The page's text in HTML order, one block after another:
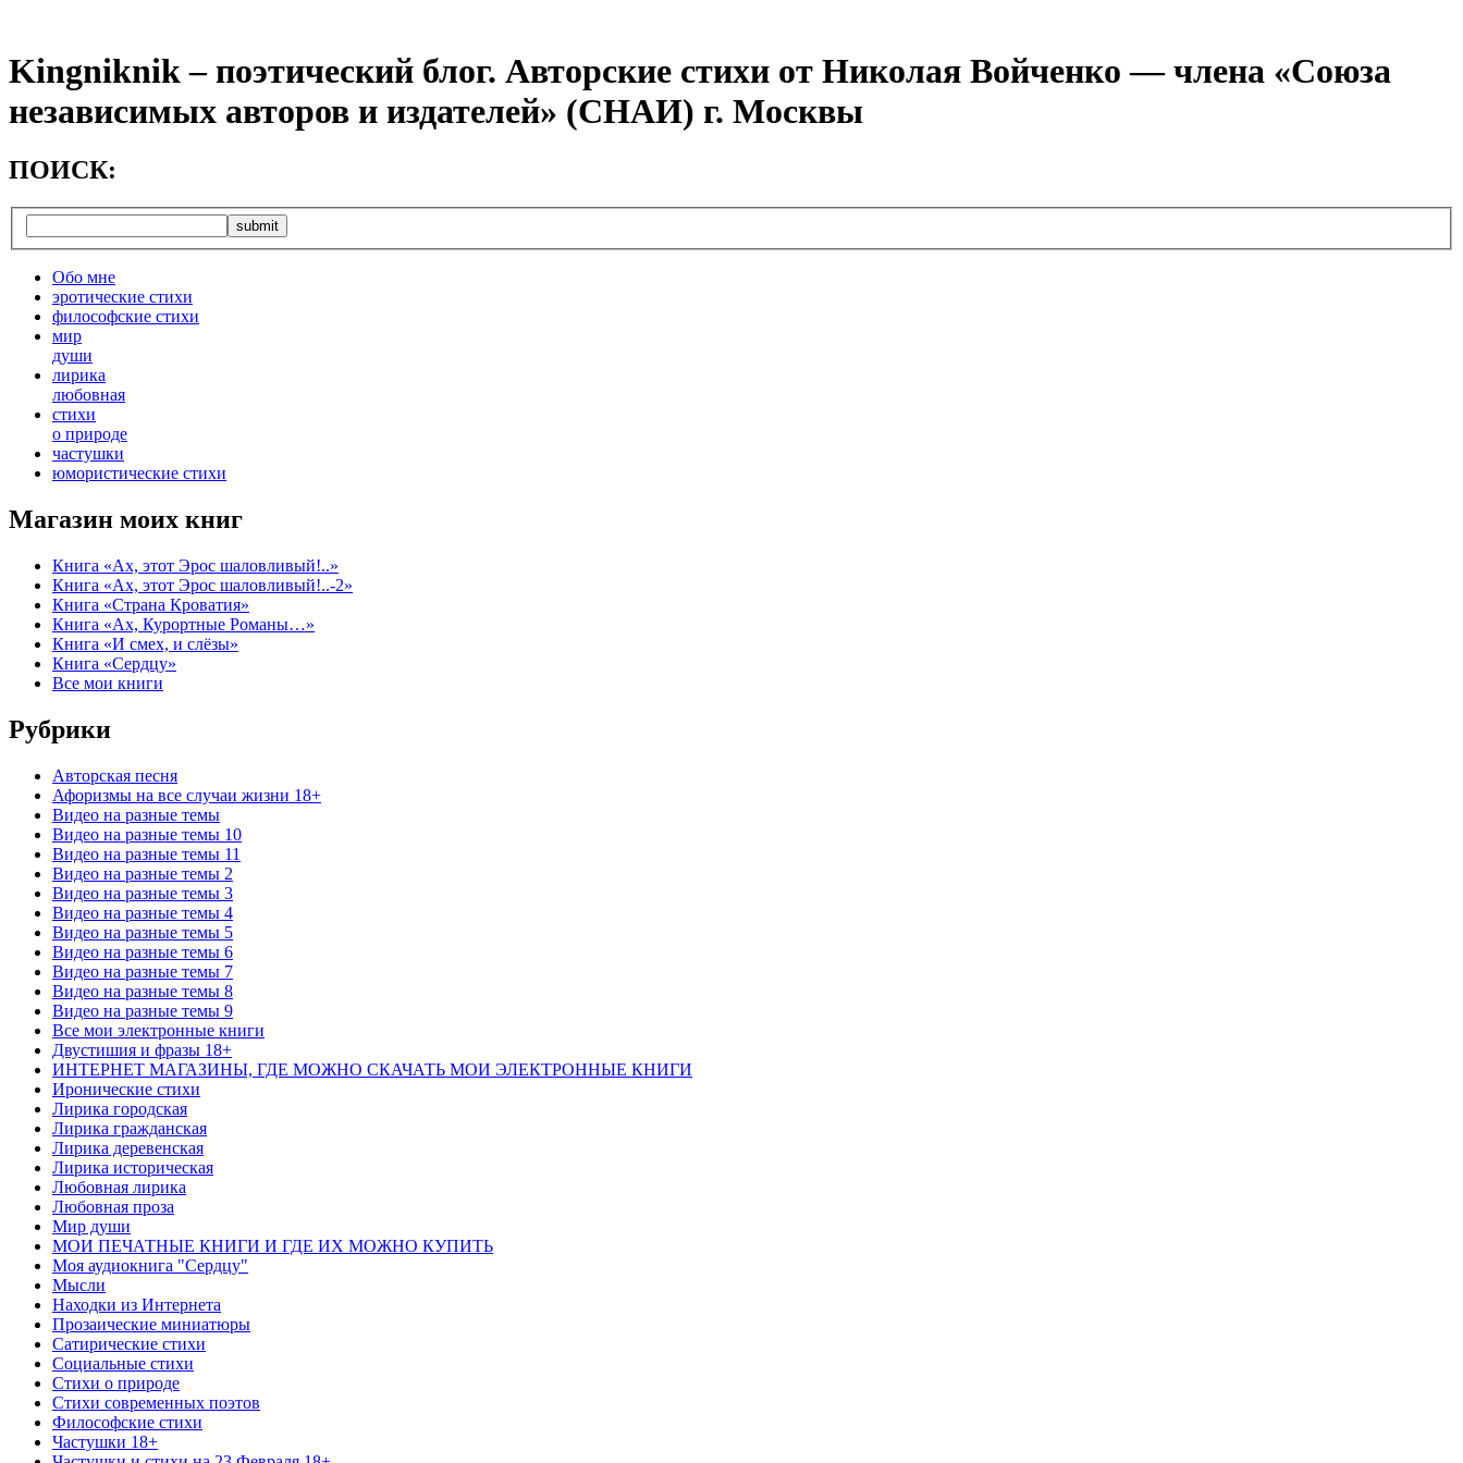
Kingniknik – поэтический блог. Авторские стихи от Николая Войченко — члена «Союза
независимых авторов и издателей» (СНАИ) г. Москвы
ПОИСК:
Обо мне
эротические стихи
философские стихи
мир
души
лирика
любовная
cтихи
о природе
частушки
юмористические стихи
Магазин моих книг
Книга «Ах, этот Эрос шаловливый!..»
Книга «Ах, этот Эрос шаловливый!..-2»
Книга «Страна Кроватия»
Книга «Ах, Курортные Романы…»
Книга «И смех, и слёзы»
Книга «Сердцу»
Все мои книги
Рубрики
Авторская песня
Афоризмы на все случаи жизни 18+
Видео на разные темы
Видео на разные темы 10
Видео на разные темы 11
Видео на разные темы 2
Видео на разные темы 3
Видео на разные темы 4
Видео на разные темы 5
Видео на разные темы 6
Видео на разные темы 7
Видео на разные темы 8
Видео на разные темы 9
Все мои электронные книги
Двустишия и фразы 18+
ИНТЕРНЕТ МАГАЗИНЫ, ГДЕ МОЖНО СКАЧАТЬ МОИ ЭЛЕКТРОННЫЕ КНИГИ
Иронические стихи
Лирика городская
Лирика гражданская
Лирика деревенская
Лирика историческая
Любовная лирика
Любовная проза
Мир души
МОИ ПЕЧАТНЫЕ КНИГИ И ГДЕ ИХ МОЖНО КУПИТЬ
Моя аудиокнига "Сердцу"
Мысли
Находки из Интернета
Прозаические миниатюры
Сатирические стихи
Социальные стихи
Стихи о природе
Стихи современных поэтов
Философские стихи
Частушки 18+